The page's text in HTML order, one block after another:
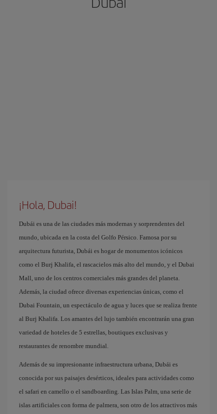
¡Hola, Dubai!
Dubái es una de las ciudades más modernas y sorprendentes del
mundo, ubicada en la costa del Golfo Pérsico. Famosa por su
arquitectura futurista, Dubái es hogar de monumentos icónicos
como el Burj Khalifa, el rascacielos más alto del mundo, y el Dubai
Mall, uno de los centros comerciales más grandes del planeta.
Además, la ciudad ofrece diversas experiencias únicas, como el
Dubai Fountain, un espectáculo de agua y luces que se realiza frente
al Burj Khalifa. Los amantes del lujo también encontrarán una gran
variedad de hoteles de 5 estrellas, boutiques exclusivas y
restaurantes de renombre mundial.
Además de su impresionante infraestructura urbana, Dubái es
conocida por sus paisajes desérticos, ideales para actividades como
el safari en camello o el sandboarding. Las Islas Palm, una serie de
islas artificiales con forma de palmera, son otro de los atractivos más